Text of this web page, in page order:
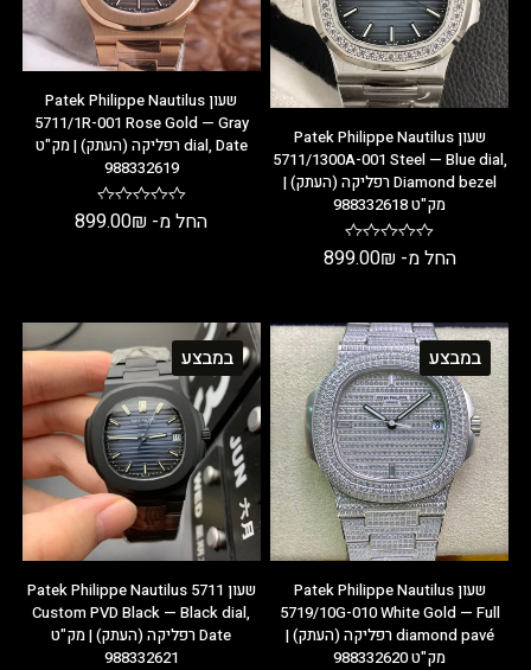
שעון Patek Philippe Nautilus
5711/1300A-001 Steel — Blue dial,
Diamond bezel רפליקה (העתק) |
מק"ט 988332618
החל מ- 899.00₪
שעון Patek Philippe Nautilus
5711/1R-001 Rose Gold — Gray
dial, Date רפליקה (העתק) | מק"ט
988332619
החל מ- 899.00₪
במבצע
שעון Patek Philippe Nautilus
5719/10G-010 White Gold — Full
diamond pavé רפליקה (העתק) |
מק"ט 988332620
במבצע
שעון Patek Philippe Nautilus 5711
Custom PVD Black — Black dial,
Date רפליקה (העתק) | מק"ט
988332621